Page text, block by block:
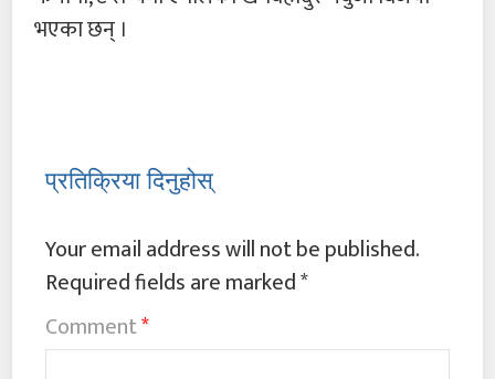
भएका छन् ।
प्रतिक्रिया दिनुहोस्
Your email address will not be published.
Required fields are marked*
Comment*